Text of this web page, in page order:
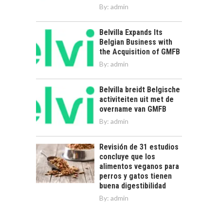
By: admin
Belvilla Expands Its
Belgian Business with
the Acquisition of GMFB
By: admin
Belvilla breidt Belgische
activiteiten uit met de
overname van GMFB
By: admin
Revisión de 31 estudios
concluye que los
alimentos veganos para
perros y gatos tienen
buena digestibilidad
By: admin